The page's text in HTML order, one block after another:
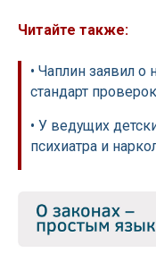
Читайте также:
• Чаплин заявил о
стандарт
• У ведущих
психиатра и